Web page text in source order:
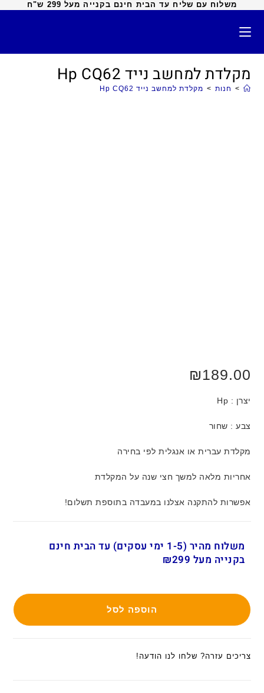
משלוח עם שליח עד הבית חינם בקנייה מעל 299 ש"ח
מקלדת למחשב נייד Hp CQ62
> חנות > מקלדת למחשב נייד Hp CQ62
₪189.00
יצרן : Hp
צבע : שחור
מקלדת עברית או אנגלית לפי בחירה
אחריות מלאה למשך חצי שנה על המקלדת
אפשרות להתקנה אצלנו במעבדה בתוספת תשלום!
משלוח מהיר (1-5 ימי עסקים) עד הבית חינם
בקנייה מעל ₪299
הוספה לסל
צריכים עזרה? שלחו לנו הודעה!